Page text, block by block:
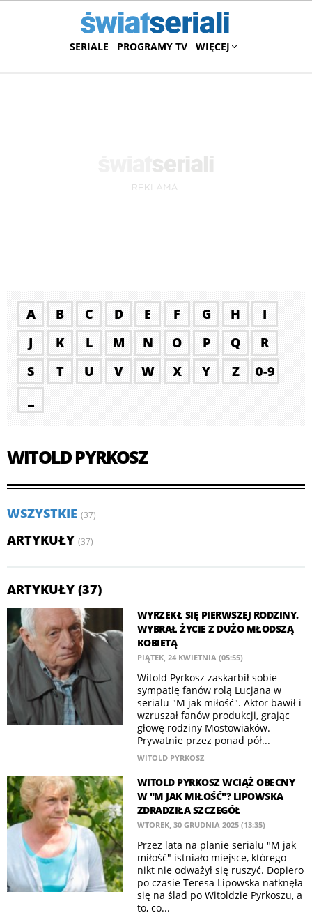
SERIALE PROGRAMY TV WIĘCEJ
A B C D E F G H
I
J
K L M N O P Q
R
S
T U V W X Y Z
0-9
WITOLD PYRKOSZ
WSZYSTKIE (37)
ARTYKUŁY (37)
ARTYKUŁY (37)
WYRZEKŁ SIĘ PIERWSZEJ RODZINY.
WYBRAŁ ŻYCIE Z DUŻO MŁODSZĄ
KOBIETĄ
PIĄTEK, 24 KWIETNIA (05:55)
Witold Pyrkosz zaskarbił sobie
sympatię fanów rolą Lucjana w
serialu "M jak miłość". Aktor bawił i
wzruszał fanów produkcji, grając
głowę rodziny Mostowiaków.
Prywatnie przez ponad pół...
WITOLD PYRKOSZ
WITOLD PYRKOSZ WCIĄŻ OBECNY
W "M JAK MIŁOŚĆ"? LIPOWSKA
ZDRADZIŁA SZCZEGÓŁ
WTOREK, 30 GRUDNIA 2025 (13:35)
Przez lata na planie serialu "M jak
miłość" istniało miejsce, którego
nikt nie odważył się ruszyć. Dopiero
po czasie Teresa Lipowska natknęła
się na ślad po Witoldzie Pyrkoszu, a
to, co...